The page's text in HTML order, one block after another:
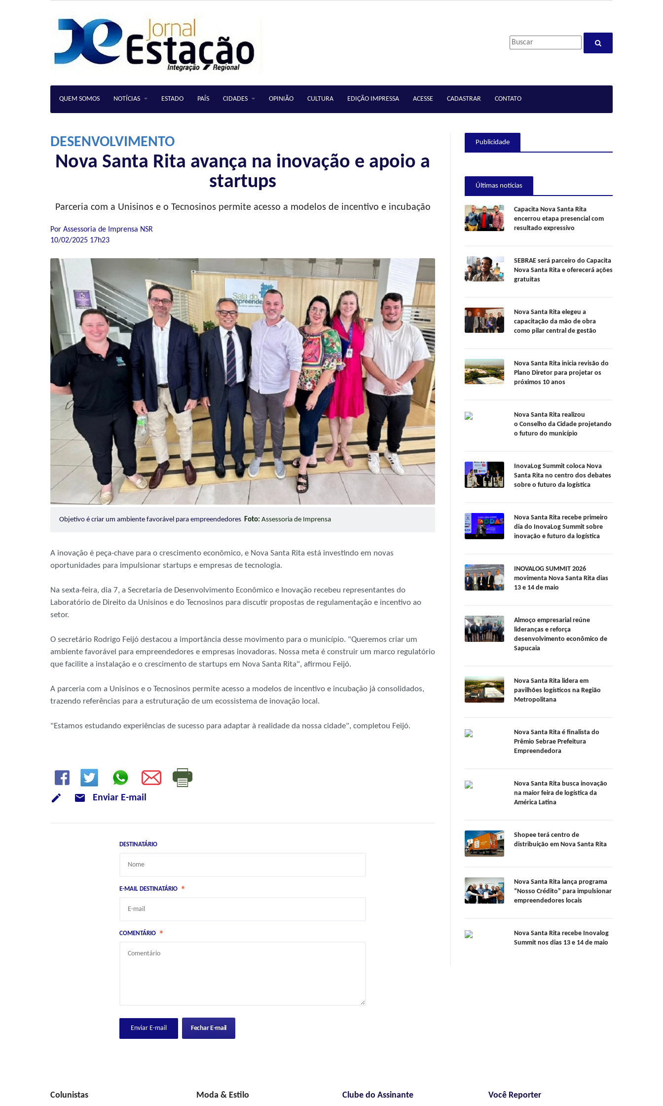
QUEM SOMOS NOTÍCIAS ESTADO PAÍS CIDADES OPINIÃO CULTURA EDIÇÃO IMPRESSA ACESSE CADASTRAR CONTATO
DESENVOLVIMENTO
Nova Santa Rita avança na inovação e apoio a
startups
Parceria com a Unisinos e o Tecnosinos permite acesso a modelos de incentivo e incubação
Por Assessoria de Imprensa NSR
10/02/2025 17h23
Objetivo é criar um ambiente favorável para empreendedores Foto: Assessoria de Imprensa
A inovação é peça-chave para o crescimento econômico, e Nova Santa Rita está investindo em novas
oportunidades para impulsionar startups e empresas de tecnologia.
Na sexta-feira, dia 7, a Secretaria de Desenvolvimento Econômico e Inovação recebeu representantes do
Laboratório de Direito da Unisinos e do Tecnosinos para discutir propostas de regulamentação e incentivo ao
setor.
O secretário Rodrigo Feijó destacou a importância desse movimento para o município. "Queremos criar um
ambiente favorável para empreendedores e empresas inovadoras. Nossa meta é construir um marco regulatório
que facilite a instalação e o crescimento de startups em Nova Santa Rita", afirmou Feijó.
A parceria com a Unisinos e o Tecnosinos permite acesso a modelos de incentivo e incubação já consolidados,
trazendo referências para a estruturação de um ecossistema de inovação local.
"Estamos estudando experiências de sucesso para adaptar à realidade da nossa cidade", completou Feijó.
mode_email Enviar E-mail
DESTINATÁRIO
E-MAIL DESTINATÁRIO *
COMENTÁRIO *
Fechar E-mail
Publicidade
Últimas notícias
Capacita Nova Santa Rita
encerrou etapa presencial com
resultado expressivo
SEBRAE será parceiro do Capacita
Nova Santa Rita e oferecerá ações
gratuitas
Nova Santa Rita elegeu a
capacitação da mão de obra
como pilar central de gestão
Nova Santa Rita inicia revisão do
Plano Diretor para projetar os
próximos 10 anos
Nova Santa Rita realizou
o Conselho da Cidade projetando
o futuro do município
InovaLog Summit coloca Nova
Santa Rita no centro dos debates
sobre o futuro da logística
Nova Santa Rita recebe primeiro
dia do InovaLog Summit sobre
inovação e futuro da logística
INOVALOG SUMMIT 2026
movimenta Nova Santa Rita dias
13 e 14 de maio
Almoço empresarial reúne
lideranças e reforça
desenvolvimento econômico de
Sapucaia
Nova Santa Rita lidera em
pavilhões logísticos na Região
Metropolitana
Nova Santa Rita é finalista do
Prêmio Sebrae Prefeitura
Empreendedora
Nova Santa Rita busca inovação
na maior feira de logística da
América Latina
Shopee terá centro de
distribuição em Nova Santa Rita
Nova Santa Rita lança programa
“Nosso Crédito” para impulsionar
empreendedores locais
Nova Santa Rita recebe Inovalog
Summit nos dias 13 e 14 de maio
Colunistas Moda & Estilo Clube do Assinante Você Reporter